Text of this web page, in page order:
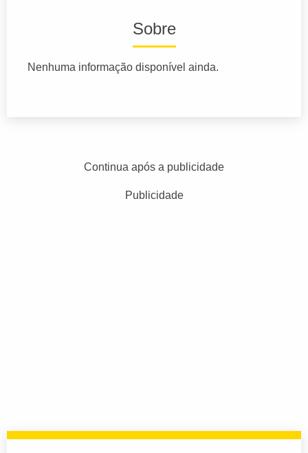
Sobre
Nenhuma informação disponível ainda.
Continua após a publicidade
Publicidade